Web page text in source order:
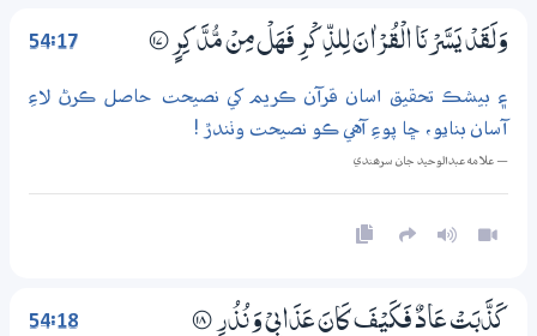
54:17 وَلَقَدْ يَسَّرْنَا الْقُرْاٰنَ لِلذِّكْرِ فَهَلْ مِنْ مُّدَّكِرٍ ؀17
۽ بيشڪ تحقيق اسان قرآن ڪريم کي نصيحت حاصل ڪرڻ لاءِ
آسان بنايو، ڇا پوءِ آهي ڪو نصيحت وٺندڙ !
— علامه عبدالوحيد جان سرھندي
54:18 كَذَّبَتْ عَادٌ فَكَيْفَ كَانَ عَذَابِيْ وَنُذُرِ ؀18